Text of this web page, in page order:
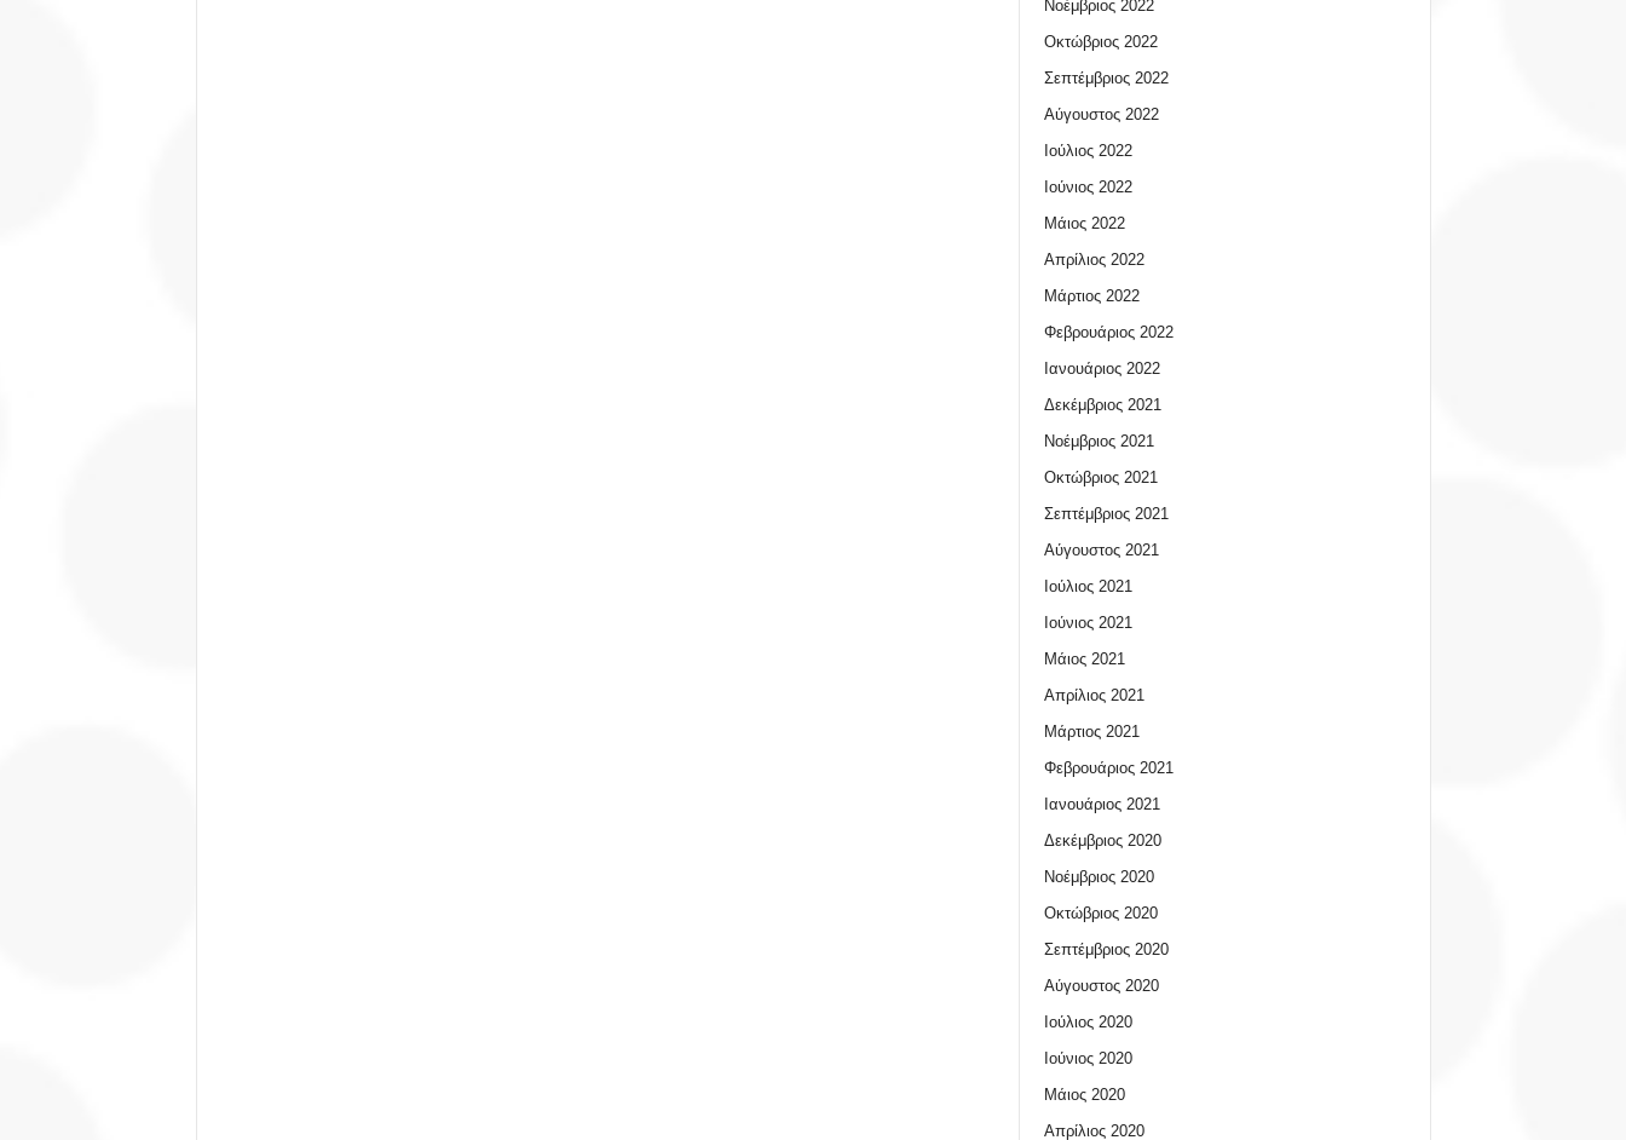
Νοέμβριος 2022
Οκτώβριος 2022
Σεπτέμβριος 2022
Αύγουστος 2022
Ιούλιος 2022
Ιούνιος 2022
Μάιος 2022
Απρίλιος 2022
Μάρτιος 2022
Φεβρουάριος 2022
Ιανουάριος 2022
Δεκέμβριος 2021
Νοέμβριος 2021
Οκτώβριος 2021
Σεπτέμβριος 2021
Αύγουστος 2021
Ιούλιος 2021
Ιούνιος 2021
Μάιος 2021
Απρίλιος 2021
Μάρτιος 2021
Φεβρουάριος 2021
Ιανουάριος 2021
Δεκέμβριος 2020
Νοέμβριος 2020
Οκτώβριος 2020
Σεπτέμβριος 2020
Αύγουστος 2020
Ιούλιος 2020
Ιούνιος 2020
Μάιος 2020
Απρίλιος 2020